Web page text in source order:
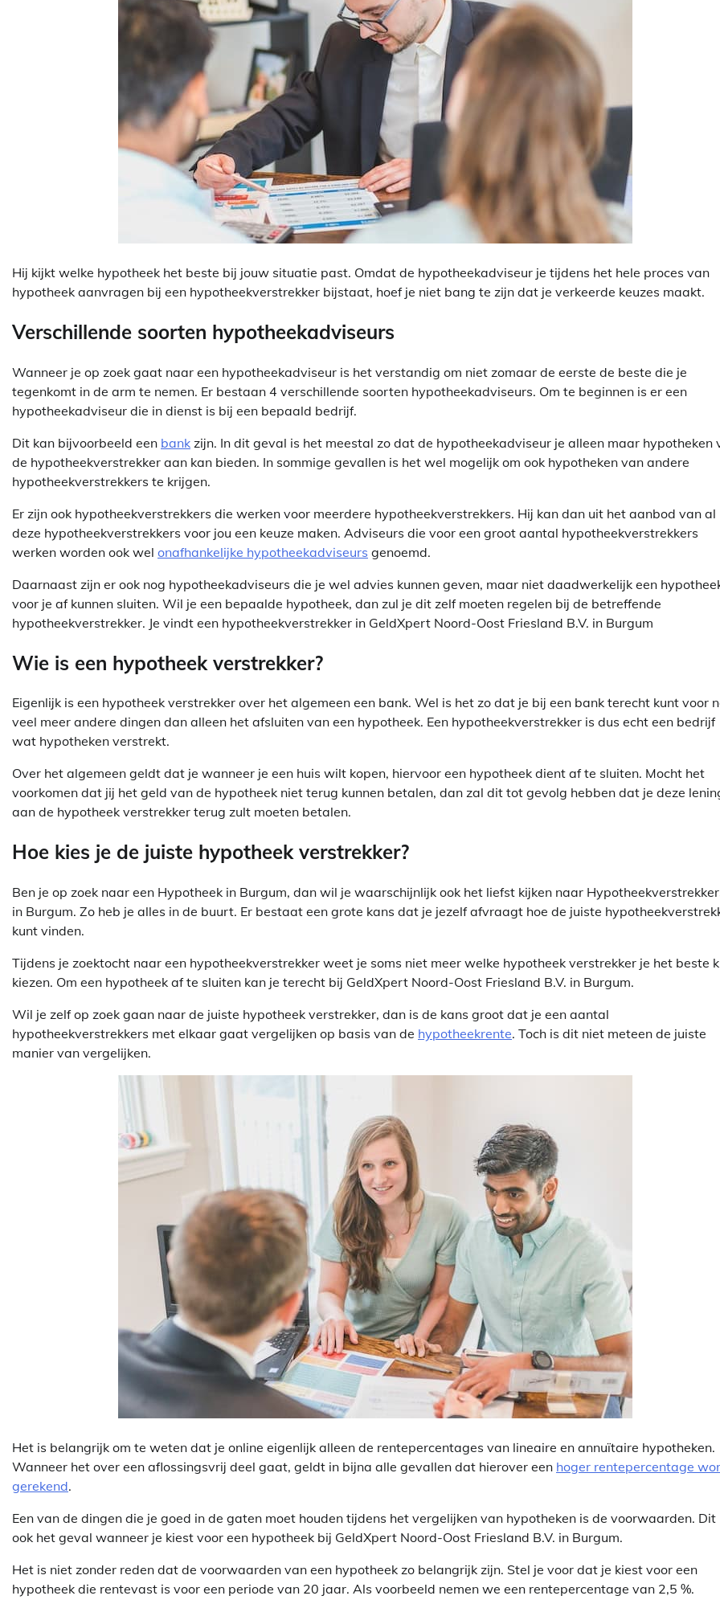
Hij kijkt welke hypotheek het beste bij jouw situatie past. Omdat de hypotheekadviseur je tijdens het hele proces van
hypotheek aanvragen bij een hypotheekverstrekker bijstaat, hoef je niet bang te zijn dat je verkeerde keuzes maakt.
Verschillende soorten hypotheekadviseurs
Wanneer je op zoek gaat naar een hypotheekadviseur is het verstandig om niet zomaar de eerste de beste die je
tegenkomt in de arm te nemen. Er bestaan 4 verschillende soorten hypotheekadviseurs. Om te beginnen is er een
hypotheekadviseur die in dienst is bij een bepaald bedrijf.
Dit kan bijvoorbeeld een bank zijn. In dit geval is het meestal zo dat de hypotheekadviseur je alleen maar hypotheken
de hypotheekverstrekker aan kan bieden. In sommige gevallen is het wel mogelijk om ook hypotheken van andere
hypotheekverstrekkers te krijgen.
Er zijn ook hypotheekverstrekkers die werken voor meerdere hypotheekverstrekkers. Hij kan dan uit het aanbod van al
deze hypotheekverstrekkers voor jou een keuze maken. Adviseurs die voor een groot aantal hypotheekverstrekkers
werken worden ook wel onafhankelijke hypotheekadviseurs genoemd.
Daarnaast zijn er ook nog hypotheekadviseurs die je wel advies kunnen geven, maar niet daadwerkelijk een
voor je af kunnen sluiten. Wil je een bepaalde hypotheek, dan zul je dit zelf moeten regelen bij de betreffende
hypotheekverstrekker. Je vindt een hypotheekverstrekker in GeldXpert Noord-Oost Friesland B.V. in Burgum
Wie is een hypotheek verstrekker?
Eigenlijk is een hypotheek verstrekker over het algemeen een bank. Wel is het zo dat je bij een bank terecht kunt voor
veel meer andere dingen dan alleen het afsluiten van een hypotheek. Een hypotheekverstrekker is dus echt een bedrijf
wat hypotheken verstrekt.
Over het algemeen geldt dat je wanneer je een huis wilt kopen, hiervoor een hypotheek dient af te sluiten. Mocht het
voorkomen dat jij het geld van de hypotheek niet terug kunnen betalen, dan zal dit tot gevolg hebben dat je deze
aan de hypotheek verstrekker terug zult moeten betalen.
Hoe kies je de juiste hypotheek verstrekker?
Ben je op zoek naar een Hypotheek in Burgum, dan wil je waarschijnlijk ook het liefst kijken naar
in Burgum. Zo heb je alles in de buurt. Er bestaat een grote kans dat je jezelf afvraagt hoe de juiste
kunt vinden.
Tijdens je zoektocht naar een hypotheekverstrekker weet je soms niet meer welke hypotheek verstrekker je het beste
kiezen. Om een hypotheek af te sluiten kan je terecht bij GeldXpert Noord-Oost Friesland B.V. in Burgum.
Wil je zelf op zoek gaan naar de juiste hypotheek verstrekker, dan is de kans groot dat je een aantal
hypotheekverstrekkers met elkaar gaat vergelijken op basis van de hypotheekrente. Toch is dit niet meteen de juiste
manier van vergelijken.
Het is belangrijk om te weten dat je online eigenlijk alleen de rentepercentages van lineaire en annuïtaire hypotheken.
Wanneer het over een aflossingsvrij deel gaat, geldt in bijna alle gevallen dat hierover een hoger rentepercentage
gerekend.
Een van de dingen die je goed in de gaten moet houden tijdens het vergelijken van hypotheken is de voorwaarden. Dit
ook het geval wanneer je kiest voor een hypotheek bij GeldXpert Noord-Oost Friesland B.V. in Burgum.
Het is niet zonder reden dat de voorwaarden van een hypotheek zo belangrijk zijn. Stel je voor dat je kiest voor een
hypotheek die rentevast is voor een periode van 20 jaar. Als voorbeeld nemen we een rentepercentage van 2,5 %.